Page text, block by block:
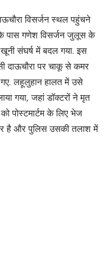
विसर्जन स्थल पहुंचने
पास गणेश विसर्जन जुलूस के
खूनी संघर्ष में बदल गया. इस
दाऊचौरा पर चाकू से कमर
लहूलुहान हालत में उसे
गया, जहां डॉक्टरों ने मृत
पोस्टमार्टम के लिए भेज
है और पुलिस उसकी तलाश में